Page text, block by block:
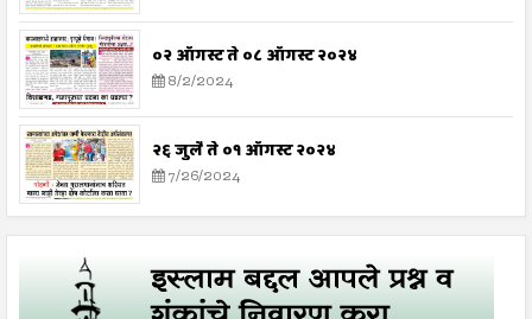
०२ ऑगस्ट ते ०८ ऑगस्ट २०२४
8/2/2024
२६ जुलै ते ०१ ऑगस्ट २०२४
7/26/2024